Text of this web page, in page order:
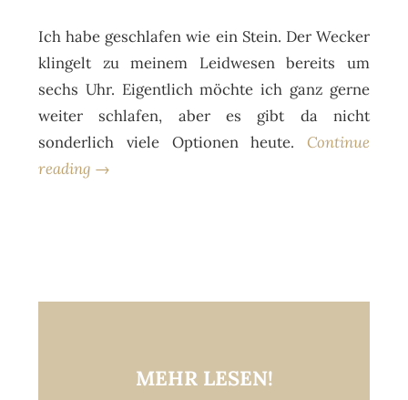
Ich habe geschlafen wie ein Stein. Der Wecker
klingelt zu meinem Leidwesen bereits um
sechs Uhr. Eigentlich möchte ich ganz gerne
weiter schlafen, aber es gibt da nicht
sonderlich viele Optionen heute. Continue
reading →
MEHR LESEN!